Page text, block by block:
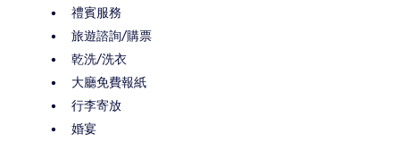
禮賓服務
旅遊諮詢/購票
乾洗/洗衣
大廳免費報紙
行李寄放
婚宴